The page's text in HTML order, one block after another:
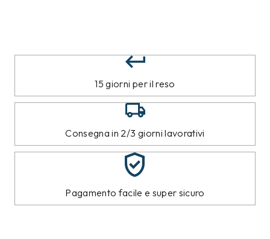
15 giorni per il reso
Consegna in 2/3 giorni lavorativi
Pagamento facile e super sicuro